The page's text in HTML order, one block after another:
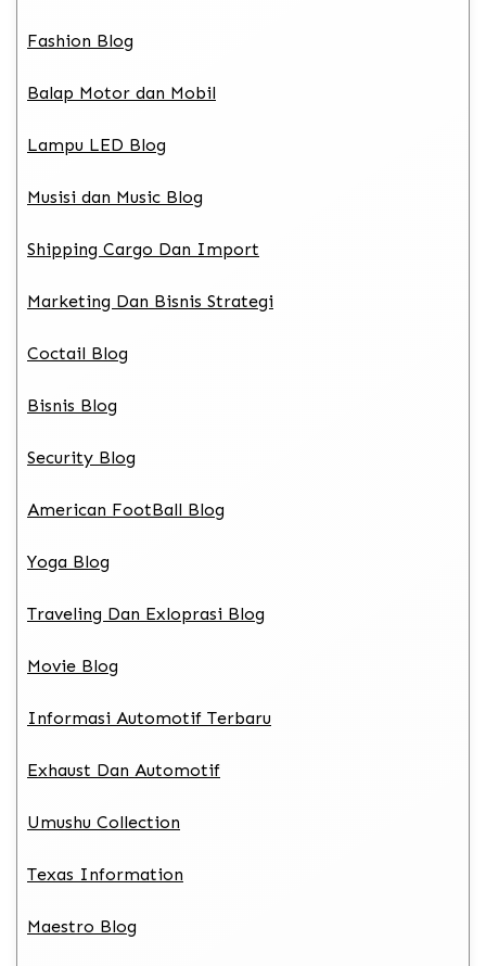
Fashion Blog
Balap Motor dan Mobil
Lampu LED Blog
Musisi dan Music Blog
Shipping Cargo Dan Import
Marketing Dan Bisnis Strategi
Coctail Blog
Bisnis Blog
Security Blog
American FootBall Blog
Yoga Blog
Traveling Dan Exloprasi Blog
Movie Blog
Informasi Automotif Terbaru
Exhaust Dan Automotif
Umushu Collection
Texas Information
Maestro Blog